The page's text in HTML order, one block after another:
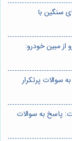
سنگین با
از مبین خودرو:
سوالات پرتکرار
پاسخ به سوالات